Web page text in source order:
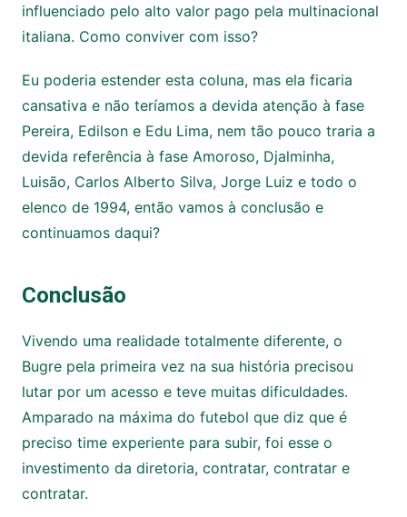
influenciado pelo alto valor pago pela multinacional
italiana. Como conviver com isso?
Eu poderia estender esta coluna, mas ela ficaria
cansativa e não teríamos a devida atenção à fase
Pereira, Edilson e Edu Lima, nem tão pouco traria a
devida referência à fase Amoroso, Djalminha,
Luisão, Carlos Alberto Silva, Jorge Luiz e todo o
elenco de 1994, então vamos à conclusão e
continuamos daqui?
Conclusão
Vivendo uma realidade totalmente diferente, o
Bugre pela primeira vez na sua história precisou
lutar por um acesso e teve muitas dificuldades.
Amparado na máxima do futebol que diz que é
preciso time experiente para subir, foi esse o
investimento da diretoria, contratar, contratar e
contratar.